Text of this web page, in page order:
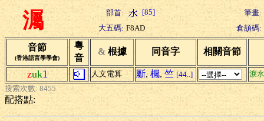
灟 部首: [85]
筆畫:
大五碼: F8AD 倉頡碼:
音節
(香港語言學學會)
粵
音
& 根據 同音字 相關音節
zuk1 人文電算 斸, 欘, 竺 [44..]
淚水
搜索次數: 8455
配搭點: